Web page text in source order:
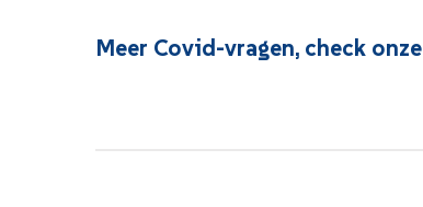
Meer Covid-vragen, check onze